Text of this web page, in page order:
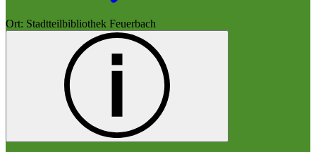
Ort: Stadtteilbibliothek Feuerbach